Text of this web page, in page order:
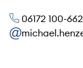
06172 100-